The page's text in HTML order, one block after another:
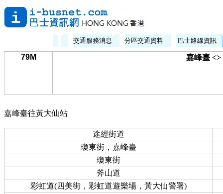
交通服務消息 分區交通資料 巴士路線資訊
79M 嘉峰臺
嘉峰臺往黃大仙站
途經街道
瓊東街，嘉峰臺
瓊東街
斧山道
彩虹道(四美街，彩虹道遊樂場，黃大仙警署)